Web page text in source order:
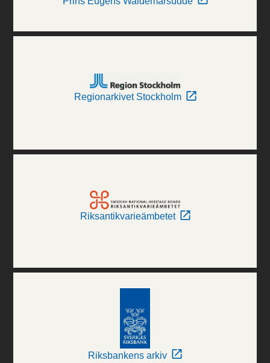
Regionarkivet Stockholm
Riksantikvarieämbetet
Riksbankens arkiv